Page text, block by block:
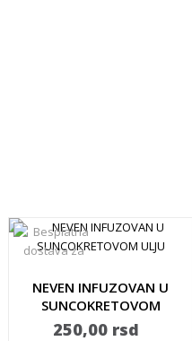
NEVEN INFUZOVAN U
SUNCOKRETOVOM
ULJU
250,00 rsd